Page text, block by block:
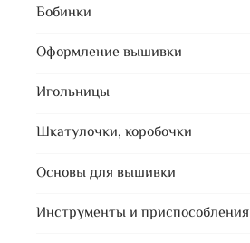
Бобинки
Оформление вышивки
Игольницы
Шкатулочки, коробочки
Основы для вышивки
Инструменты и приспособления